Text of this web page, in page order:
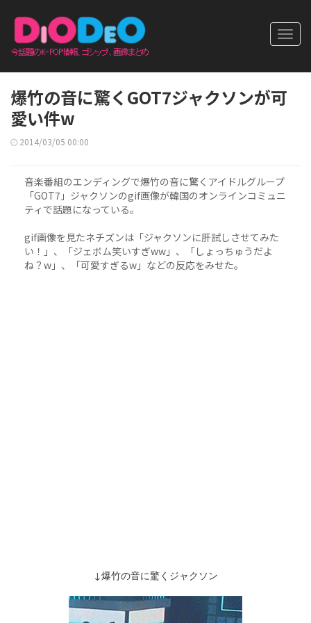
爆竹の音に驚くGOT7ジャクソンが可
愛い件w
2014/03/05 00:00
音楽番組のエンディングで爆竹の音に驚くアイドルグループ
「GOT7」ジャクソンのgif画像が韓国のオンラインコミュニ
ティで話題になっている。
gif画像を見たネチズンは「ジャクソンに肝試しさせてみた
い！」、「ジェボム笑いすぎww」、「しょっちゅうだよ
ね？w」、「可愛すぎるw」などの反応をみせた。
↓爆竹の音に驚くジャクソン